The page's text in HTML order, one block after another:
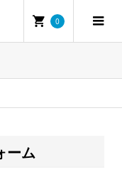
0
ーム